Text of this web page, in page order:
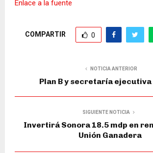
Enlace a la fuente
COMPARTIR 0
NOTICIA ANTERIOR
Plan B y secretaría ejecutiva
SIGUIENTE NOTICIA
Invertirá Sonora 18.5 mdp en
Unión Ganadera